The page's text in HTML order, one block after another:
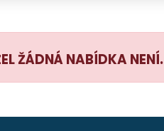
ŽÁDNÁ NABÍDKA NENÍ.